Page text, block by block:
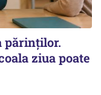
părinților.
ziua poate